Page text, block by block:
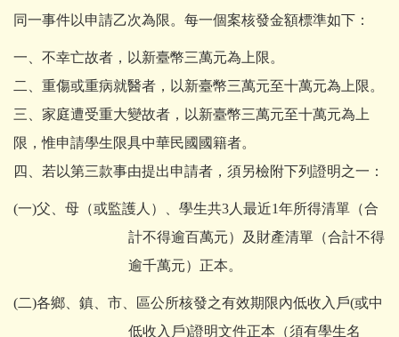
同一事件以申請乙次為限。每一個案核發金額標準如下：
一、不幸亡故者，以新臺幣三萬元為上限。
二、重傷或重病就醫者，以新臺幣三萬元至十萬元為上限。
三、家庭遭受重大變故者，以新臺幣三萬元至十萬元為上
限，惟申請學生限具中華民國國籍者。
四、若以第三款事由提出申請者，須另檢附下列證明之一：
(一)父、母（或監護人）、學生共3人最近1年所得清單（合
計不得逾百萬元）及財產清單（合計不得
逾千萬元）正本。
(二)各鄉、鎮、市、區公所核發之有效期限內低收入戶(或中
低收入戶)證明文件正本（須有學生名